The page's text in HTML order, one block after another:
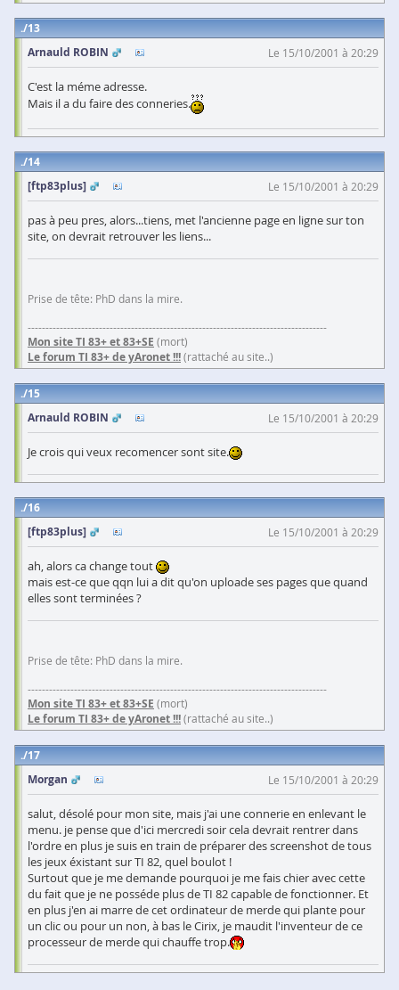
13
Arnauld ROBIN
Le 15/10/2001 à 20:29
C'est la méme adresse.
Mais il a du faire des conneries.
14
[ftp83plus]
Le 15/10/2001 à 20:29
pas à peu pres, alors...tiens, met l'ancienne page en ligne sur ton
site, on devrait retrouver les liens...
Prise de tête: PhD dans la mire.
------------------------------------------------------------------------------------
Mon site TI 83+ et 83+SE (mort)
Le forum TI 83+ de yAronet !!!(rattaché au site..)
15
Arnauld ROBIN
Le 15/10/2001 à 20:29
Je crois qui veux recomencer sont site.
16
[ftp83plus]
Le 15/10/2001 à 20:29
ah, alors ca change tout
mais est-ce que qqn lui a dit qu'on uploade ses pages que quand
elles sont terminées ?
Prise de tête: PhD dans la mire.
------------------------------------------------------------------------------------
Mon site TI 83+ et 83+SE (mort)
Le forum TI 83+ de yAronet !!!(rattaché au site..)
17
Morgan
Le 15/10/2001 à 20:29
salut, désolé pour mon site, mais j'ai une connerie en enlevant le
menu. je pense que d'ici mercredi soir cela devrait rentrer dans
l'ordre en plus je suis en train de préparer des screenshot de tous
les jeux éxistant sur TI 82, quel boulot !
Surtout que je me demande pourquoi je me fais chier avec cette
du fait que je ne posséde plus de TI 82 capable de fonctionner. Et
en plus j'en ai marre de cet ordinateur de merde qui plante pour
un clic ou pour un non, à bas le Cirix, je maudit l'inventeur de ce
processeur de merde qui chauffe trop.